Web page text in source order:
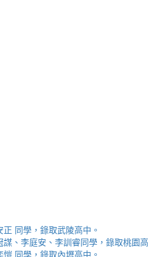
同學，錄取武陵高中。
、李庭安、李訓睿同學，錄取桃園高
同學，錄取內壢高中。